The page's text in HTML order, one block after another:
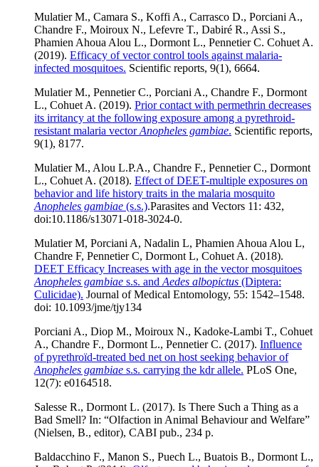
Mulatier M., Camara S., Koffi A., Carrasco D., Porciani A.,
Chandre F., Moiroux N., Lefevre T., Dabiré R., Assi S.,
Phamien Ahoua Alou L., Dormont L., Pennetier C. Cohuet A.
(2019). Efficacy of vector control tools against malaria-
infected mosquitoes. Scientific reports, 9(1), 6664.
Mulatier M., Pennetier C., Porciani A., Chandre F., Dormont
L., Cohuet A. (2019). Prior contact with permethrin decreases
its irritancy at the following exposure among a pyrethroid-
resistant malaria vectorAnopheles gambiae. Scientific reports,
9(1), 8177.
Mulatier M., Alou L.P.A., Chandre F., Pennetier C., Dormont
L., Cohuet A. (2018). Effect of DEET-multiple exposures on
behavior and life history traits in the malaria mosquito
Anopheles gambiae (s.s.).Parasites and Vectors 11: 432,
doi:10.1186/s13071-018-3024-0.
Mulatier M, Porciani A, Nadalin L, Phamien Ahoua Alou L,
Chandre F, Pennetier C, Dormont L, Cohuet A. (2018).
DEET Efficacy Increases with age in the vector mosquitoes
Anopheles gambiae s.s. and Aedes albopictus (Diptera:
Culicidae). Journal of Medical Entomology, 55: 1542–1548.
doi: 10.1093/jme/tjy134
Porciani A., Diop M., Moiroux N., Kadoke-Lambi T., Cohuet
A., Chandre F., Dormont L., Pennetier C. (2017). Influence
of pyrethroïd-treated bed net on host seeking behavior of
Anopheles gambiae s.s. carrying the kdr allele. PLoS One,
12(7): e0164518.
Salesse R., Dormont L. (2017). Is There Such a Thing as a
Bad Smell? In: “Olfaction in Animal Behaviour and Welfare”
(Nielsen, B., editor), CABI pub., 234 p.
Baldacchino F., Manon S., Puech L., Buatois B., Dormont L.,